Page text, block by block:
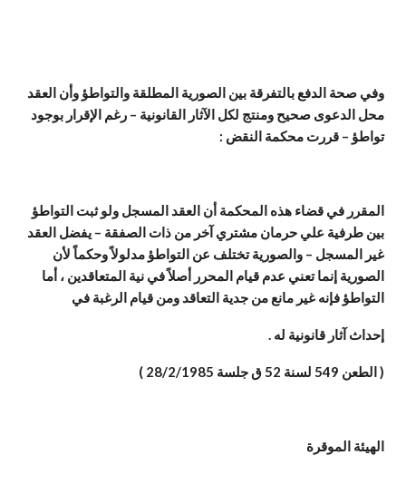
وفي صحة الدفع بالتفرقة بين الصورية المطلقة والتواطؤ وأن العقد
محل الدعوى صحيح ومنتج لكل الآثار القانونية – رغم الإقرار بوجود
تواطؤ – قررت محكمة النقض :
المقرر في قضاء هذه المحكمة أن العقد المسجل ولو ثبت التواطؤ
بين طرفية علي حرمان مشتري آخر من ذات الصفقة – يفضل العقد
غير المسجل – والصورية تختلف عن التواطؤ مدلولاً وحكماً لأن
الصورية إنما تعني عدم قيام المحرر أصلاً في نية المتعاقدين ، أما
التواطؤ فإنه غير مانع من جدية التعاقد ومن قيام الرغبة في
إحداث آثار قانونية له .
( الطعن 549 لسنة 52 ق جلسة 28/2/1985 )
الهيئة الموقرة